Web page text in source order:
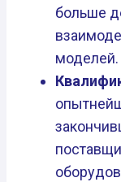
больше
моделей.